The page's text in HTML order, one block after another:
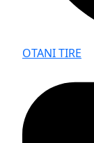
OTANI TIRE